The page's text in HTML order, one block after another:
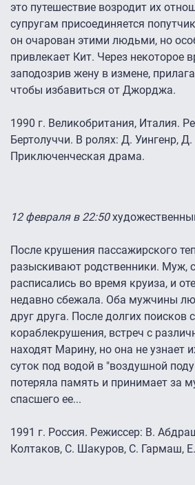
это путешествие возродит их
супругам присоединяется
он очарован этими людьми, но
привлекает Кит. Через некоторое
заподозрив жену в измене,
чтобы избавиться от Джорджа.
1990 г. Великобритания, Италия.
Бертолуччи. В ролях: Д. Уингенр,
Приключенческая драма.
12 февраля в 22:50
После крушения пассажирского
разыскивают родственники. Муж,
расписались во время круиза, и
недавно сбежала. Оба мужчины
друг друга. После долгих поисков
кораблекрушения, встреч с
находят Марину, но она не узнает
суток под водой в "воздушной
потеряла память и принимает за
спасшего ее...
1991 г. Россия. Режиссер: В.
Колтаков, С. Шакуров, С. Гармаш,